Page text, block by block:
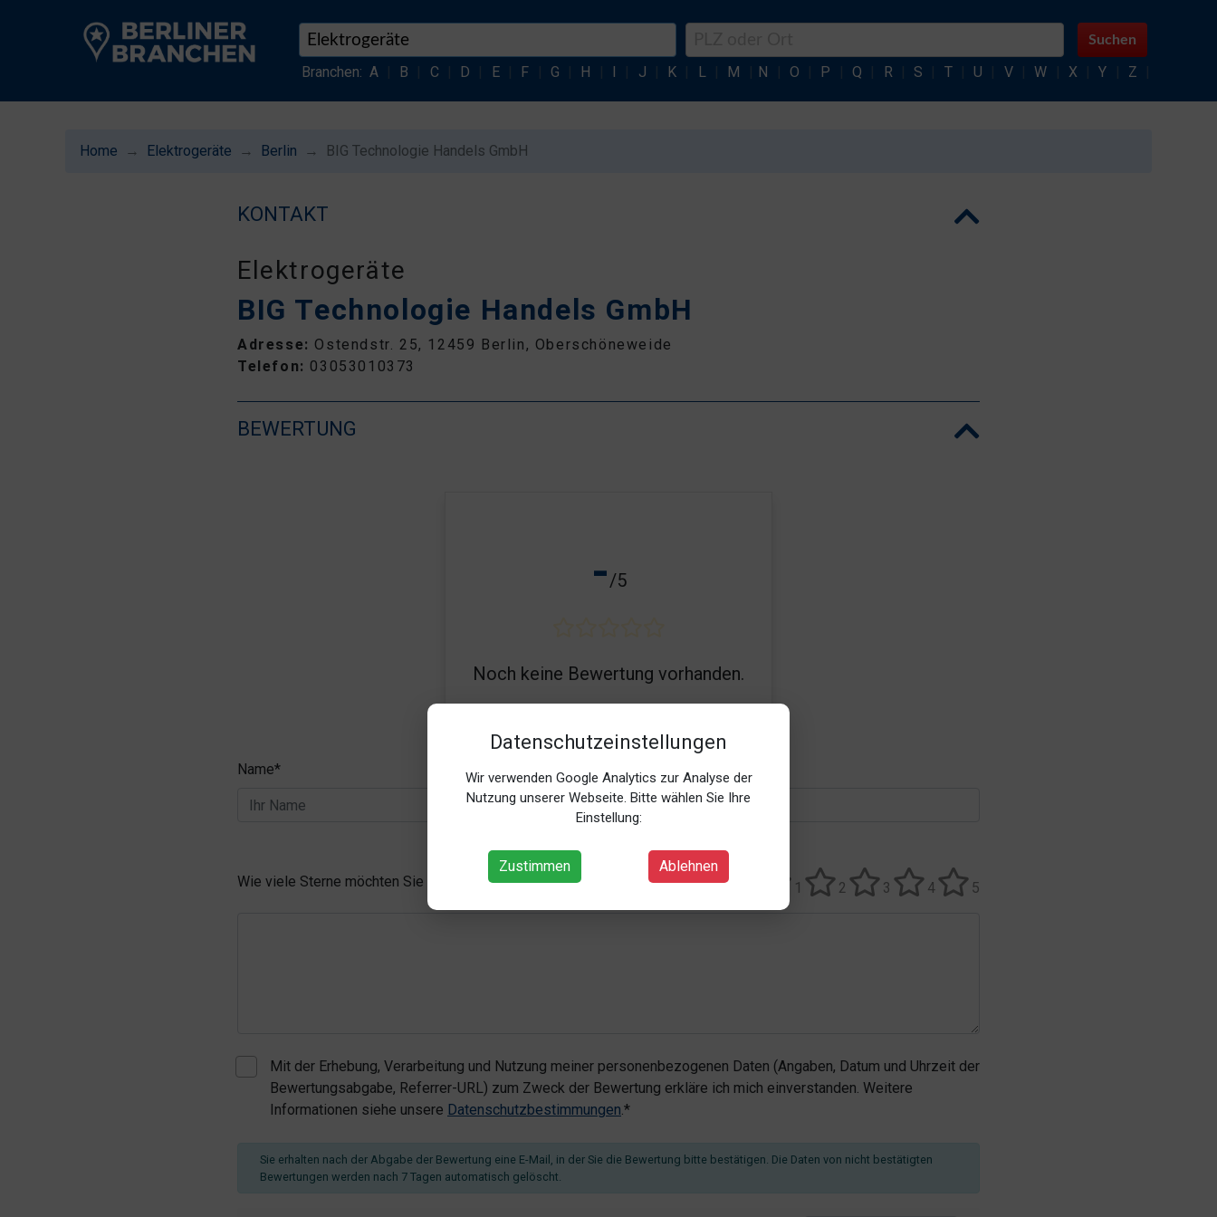
Datenschutzeinstellungen
Wir verwenden Google Analytics zur Analyse der
Nutzung unserer Webseite. Bitte wählen Sie Ihre
Einstellung:
Zustimmen Ablehnen
Suchen
Branchen: A B C D E F G H I J K L M N O P Q R S T U V W X Y Z
Home Elektrogeräte Berlin BIG Technologie Handels GmbH
KONTAKT
Elektrogeräte
BIG Technologie Handels GmbH
Adresse: Ostendstr. 25, 12459 Berlin, Oberschöneweide
Telefon: 03053010373
BEWERTUNG
-/5
Noch keine Bewertung vorhanden.
Name* E-Mail*
Wie viele Sterne möchten Sie vergeben?* 5
4
3
2
1
Mit der Erhebung, Verarbeitung und Nutzung meiner personenbezogenen Daten (Angaben, Datum und Uhrzeit der
Bewertungsabgabe, Referrer-URL) zum Zweck der Bewertung erkläre ich mich einverstanden. Weitere
Informationen siehe unsere Datenschutzbestimmungen.*
Sie erhalten nach der Abgabe der Bewertung eine E-Mail, in der Sie die Bewertung bitte bestätigen. Die Daten von nicht bestätigten
Bewertungen werden nach 7 Tagen automatisch gelöscht.